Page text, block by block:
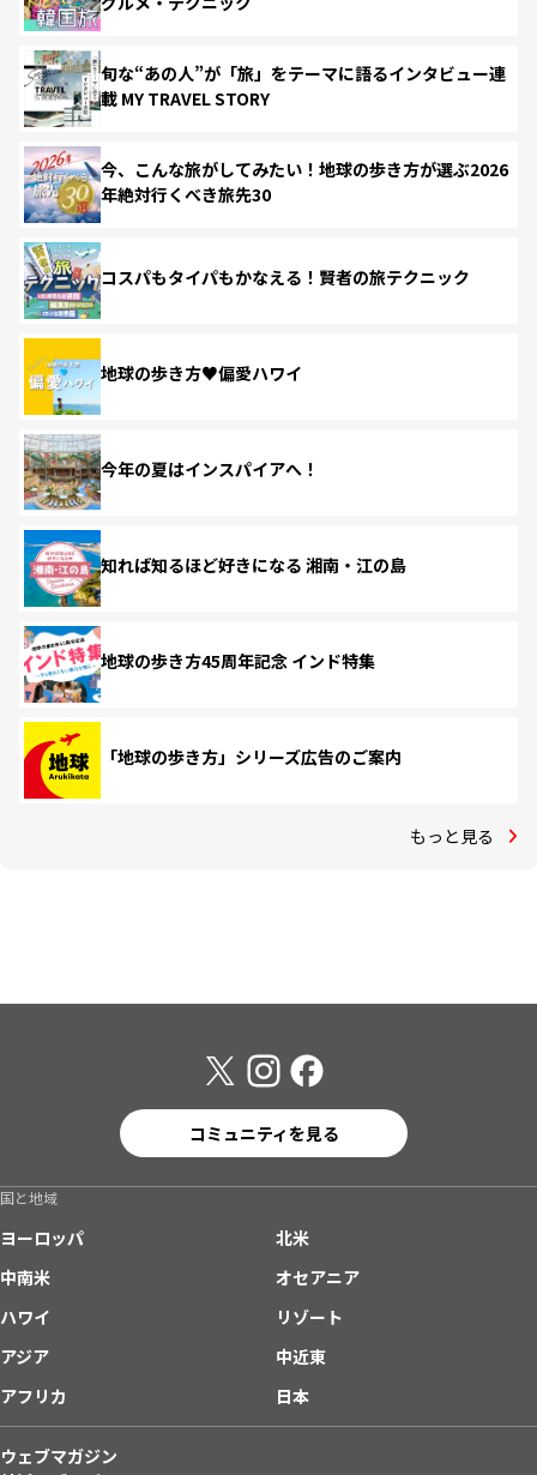
旬な“あの人”が「旅」をテーマに語るインタビュー連
載 MY TRAVEL STORY
今、こんな旅がしてみたい！地球の歩き方が選ぶ2026
年絶対行くべき旅先30
コスパもタイパもかなえる！賢者の旅テクニック
地球の歩き方♥偏愛ハワイ
今年の夏はインスパイアへ！
知れば知るほど好きになる 湘南・江の島
地球の歩き方45周年記念 インド特集
「地球の歩き方」シリーズ広告のご案内
もっと見る
コミュニティを見る
国と地域
ヨーロッパ
北米
中南米
オセアニア
ハワイ
リゾート
アジア
中近東
アフリカ
日本
ウェブマガジン